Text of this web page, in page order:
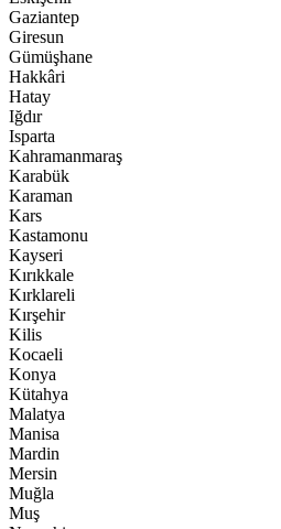
Gaziantep
Giresun
Gümüşhane
Hakkâri
Hatay
Iğdır
Isparta
Kahramanmaraş
Karabük
Karaman
Kars
Kastamonu
Kayseri
Kırıkkale
Kırklareli
Kırşehir
Kilis
Kocaeli
Konya
Kütahya
Malatya
Manisa
Mardin
Mersin
Muğla
Muş